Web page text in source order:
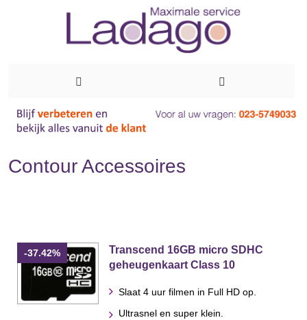
Ga
naar
de
Contour Accessoires
-37.42%
Transcend 16GB micro SDHC
geheugenkaart Class 10
Slaat 4 uur filmen in Full HD op.
Ultrasnel en super klein.